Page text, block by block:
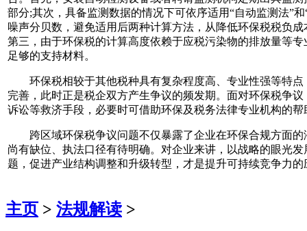
部分;其次，具备监测数据的情况下可依序适用“自动监测法”
噪声分贝数，避免适用后两种计算方法，从降低环保税税负
第三，由于环保税的计算高度依赖于应税污染物的排放量等
足够的支持材料。
环保税相较于其他税种具有复杂程度高、专业性强等特点
完善，此时正是税企双方产生争议的频发期。面对环保税争
诉讼等救济手段，必要时可借助环保及税务法律专业机构的
跨区域环保税争议问题不仅暴露了企业在环保合规方面的
尚有缺位、执法口径有待明确。对企业来讲，以战略的眼光
题，促进产业结构调整和升级转型，才是提升可持续竞争力的
主页 > 法规解读 >